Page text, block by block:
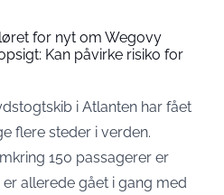
for nyt om Wegovy
Kan påvirke risiko for
i Atlanten har fået
flere steder i verden.
150 passagerer er
allerede gået i gang med